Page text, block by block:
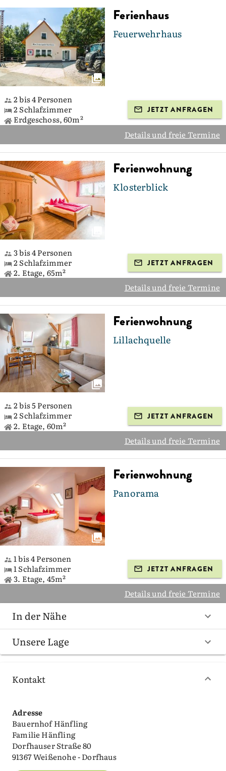
Ferienhaus
Feuerwehrhaus
2 bis 4 Personen
2 Schlafzimmer
Erdgeschoss, 60m²
JETZT ANFRAGEN
Details und freie Termine
Ferienwohnung
Klosterblick
3 bis 4 Personen
2 Schlafzimmer
2. Etage, 65m²
JETZT ANFRAGEN
Details und freie Termine
Ferienwohnung
Lillachquelle
2 bis 5 Personen
2 Schlafzimmer
2. Etage, 60m²
JETZT ANFRAGEN
Details und freie Termine
Ferienwohnung
Panorama
1 bis 4 Personen
1 Schlafzimmer
3. Etage, 45m²
JETZT ANFRAGEN
Details und freie Termine
In der Nähe
Unsere Lage
Kontakt
Adresse
Bauernhof Hänfling
Familie Hänfling
Dorfhauser Straße 80
91367 Weißenohe - Dorfhaus